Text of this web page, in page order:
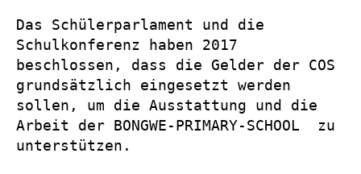
Das Schülerparlament und die
Schulkonferenz haben 2017
beschlossen, dass die Gelder der COS
grundsätzlich eingesetzt werden
sollen, um die Ausstattung und die
Arbeit der BONGWE-PRIMARY-SCHOOL zu
unterstützen.